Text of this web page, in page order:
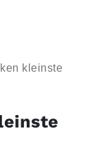
kleinste